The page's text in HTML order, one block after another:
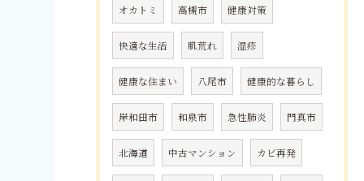
オカトミ 高槻市 健康対策
快適な生活 肌荒れ 湿疹
健康な住まい 八尾市 健康的な暮らし
岸和田市 和泉市 急性肺炎 門真市
北海道 中古マンション カビ再発